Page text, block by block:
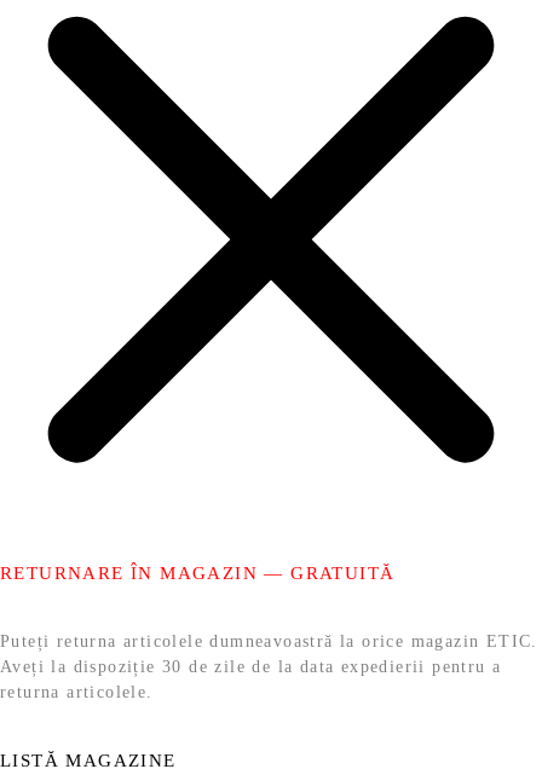
RETURNARE ÎN MAGAZIN — GRATUITĂ
Puteți returna articolele dumneavoastră la orice magazin ETIC.
Aveți la dispoziție 30 de zile de la data expedierii pentru a
returna articolele.
LISTĂ MAGAZINE